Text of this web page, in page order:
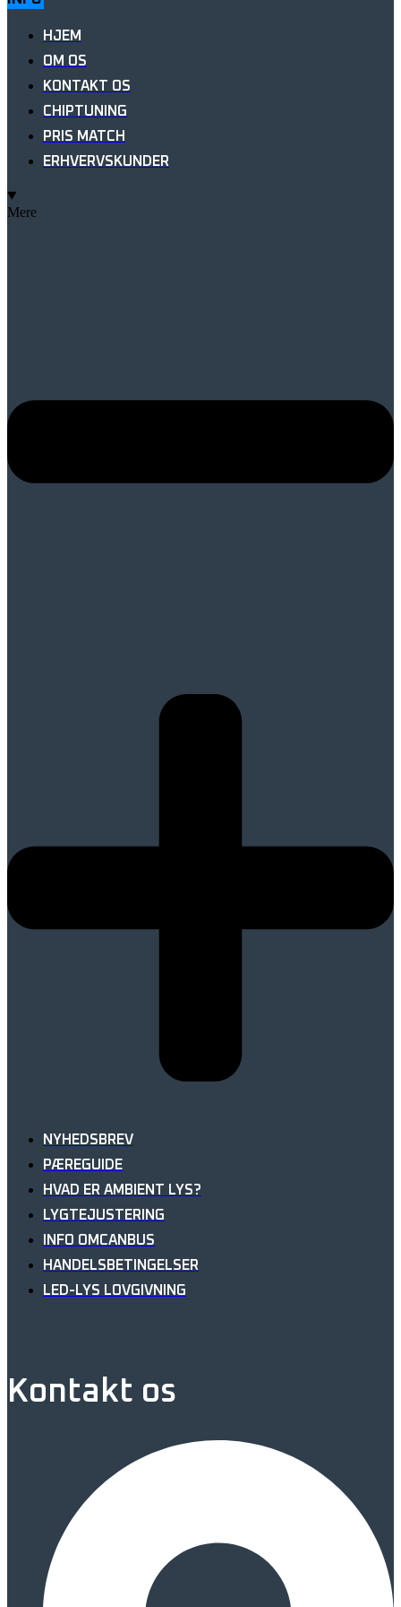
HJEM
OM OS
KONTAKT OS
CHIPTUNING
PRIS MATCH
ERHVERVSKUNDER
Mere
NYHEDSBREV
PÆREGUIDE
HVAD ER AMBIENT LYS?
LYGTEJUSTERING
INFO OMCANBUS
HANDELSBETINGELSER
LED-LYS LOVGIVNING
Kontakt os